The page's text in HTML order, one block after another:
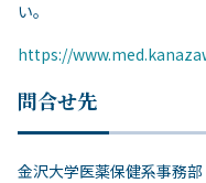
い。
https://
問合せ先
金沢大学医薬保健系事務部